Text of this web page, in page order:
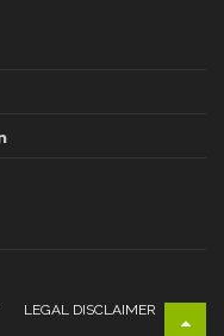
LEGAL DISCLAIMER